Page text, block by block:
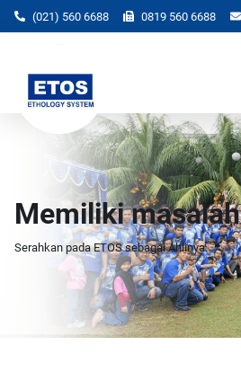
(021) 560 6688 0819 560 6688
Memiliki
Serahkan pada ETOS sebagai Ahlinya.